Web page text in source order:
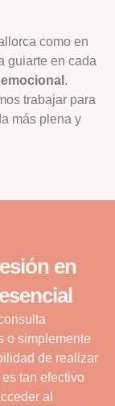
como en
guiarte en cada
.
trabajar para
más plena y
en
o simplemente
de realizar
tan efectivo
al